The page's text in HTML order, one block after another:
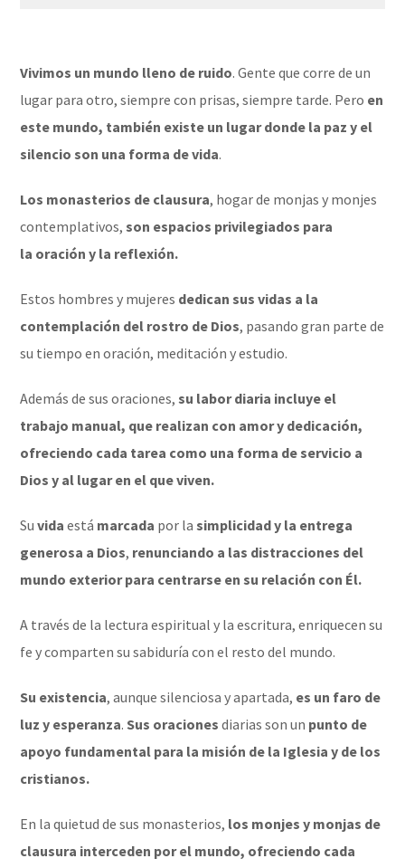
Vivimos un mundo lleno de ruido. Gente que corre de un
lugar para otro, siempre con prisas, siempre tarde. Pero en
este mundo, también existe un lugar donde la paz y el
silencio son una forma de vida.
Los monasterios de clausura, hogar de monjas y monjes
contemplativos,son espacios privilegiados para
la oración y la reflexión.
Estos hombres y mujeres dedican sus vidas a la
contemplación del rostro de Dios, pasando gran parte de
su tiempo en oración, meditación y estudio.
Además de sus oraciones,su labor diaria incluye el
trabajo manual, que realizan con amor y dedicación,
ofreciendo cada tarea como una forma de servicio a
Dios y al lugar en el que viven.
Suvida está marcada por lasimplicidad y la entrega
generosa a Dios, renunciando a las distracciones del
mundo exterior para centrarse en su relación con Él.
A través de la lectura espiritual y la escritura, enriquecen su
fe y comparten su sabiduría con el resto del mundo.
Su existencia, aunque silenciosa y apartada, es un faro de
luz y esperanza.Sus oracionesdiarias son un punto de
apoyo fundamental para la misión de la Iglesia y de los
cristianos.
En la quietud de sus monasterios, los monjes y monjas de
clausura interceden por el mundo, ofreciendo cada